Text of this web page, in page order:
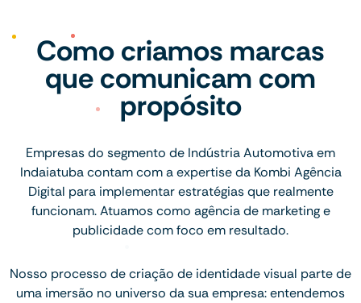
Como criamos marcas
que comunicam com
propósito
Empresas do segmento de Indústria Automotiva em
Indaiatuba contam com a expertise da Kombi Agência
Digital para implementar estratégias que realmente
funcionam. Atuamos como agência de marketing e
publicidade com foco em resultado.
Nosso processo de criação de identidade visual parte de
uma imersão no universo da sua empresa: entendemos